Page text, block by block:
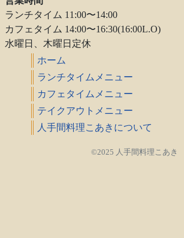
ランチタイム 11:00〜14:00
カフェタイム 14:00〜16:30(16:00L.O)
水曜日、木曜日定休
ホーム
ランチタイムメニュー
カフェタイムメニュー
テイクアウトメニュー
人手間料理こあきについて
©2025 人手間料理こあき